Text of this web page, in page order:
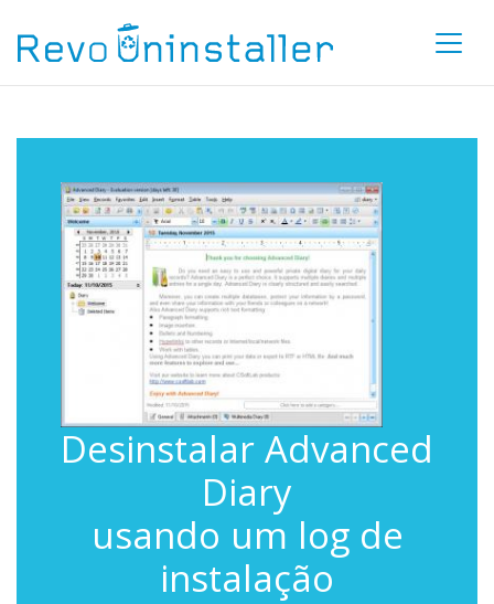
Desinstalar Advanced
Diary
usando um log de
instalação